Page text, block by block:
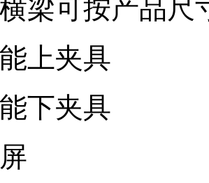
梁可按产品尺
上夹具
下夹具